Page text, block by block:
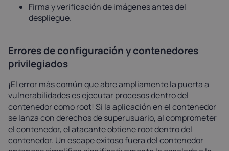
Firma y verificación de imágenes antes del
despliegue.
Errores de configuración y contenedores
privilegiados
¡El error más común que abre ampliamente la puerta a
vulnerabilidades es ejecutar procesos dentro del
contenedor como root! Si la aplicación en el contenedor
se lanza con derechos de superusuario, al comprometer
el contenedor, el atacante obtiene root dentro del
contenedor. Un escape exitoso fuera del contenedor